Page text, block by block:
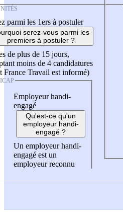
parmi les 1ers à postuler
serez-vous parmi les
premiers à postuler ?
de plus de 15 jours,
moins de 4 candidatures
France Travail est informé)
Employeur handi-
engagé
Qu'est-ce qu'un
employeur handi-
engagé ?
Un employeur handi-
engagé est un
employeur reconnu